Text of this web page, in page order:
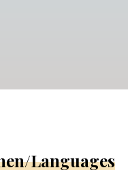
Languages